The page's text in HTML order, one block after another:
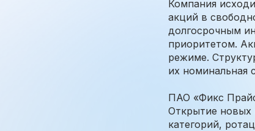
Компания
акций в
долгосрочным
приоритетом.
режиме.
их номинальная
ПАО «Фикс
Открытие новых
категорий,